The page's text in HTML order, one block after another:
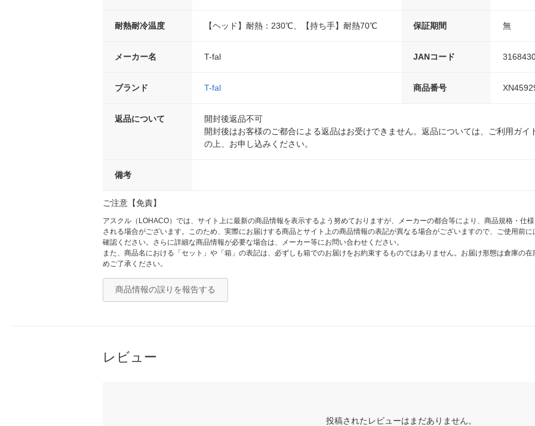
耐熱耐冷温度 【ヘッド】耐熱：230℃、【持ち手】耐熱70℃ 保証期間 無
メーカー名 T-fal JANコード
ブランド T-fal 商品番号
返品について
開封後返品不可
開封後はお客様のご都合による返品はお受けできません。返品については、ご利用ガ
の上、お申し込みください。
備考
ご注意【免責】
アスクル（LOHACO）では、サイト上に最新の商品情報を表示するよう努めておりますが、メーカーの都合等により、商品規格・仕
される場合がございます。このため、実際にお届けする商品とサイト上の商品情報の表記が異なる場合がございますので、ご使用前
確認ください。さらに詳細な商品情報が必要な場合は、メーカー等にお問い合わせください。
また、商品名における「セット」や「箱」の表記は、必ずしも箱でのお届けをお約束するものではありません。お届け形態は倉庫の
めご了承ください。
商品情報の誤りを報告する
レビュー
投稿されたレビューはまだありません。